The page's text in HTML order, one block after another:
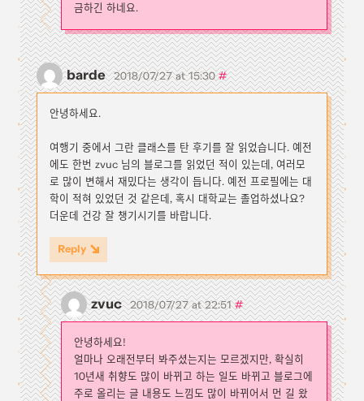
금하긴 하네요.
barde 2018/07/27 at 15:30#
안녕하세요.
여행기 중에서 그란 클래스를 탄 후기를 잘 읽었습니다. 예전
에도 한번 zvuc 님의 블로그를 읽었던 적이 있는데, 여러모
로 많이 변해서 재밌다는 생각이 듭니다. 예전 프로필에는 대
학이 적혀 있었던 것 같은데, 혹시 대학교는 졸업하셨나요?
더운데 건강 잘 챙기시기를 바랍니다.
Reply
zvuc 2018/07/27 at 22:51#
안녕하세요!
얼마나 오래전부터 봐주셨는지는 모르겠지만, 확실히
10년새 취향도 많이 바뀌고 하는 일도 바뀌고 블로그에
주로 올리는 글 내용도 느낌도 많이 바뀌어서 먼 길 왔